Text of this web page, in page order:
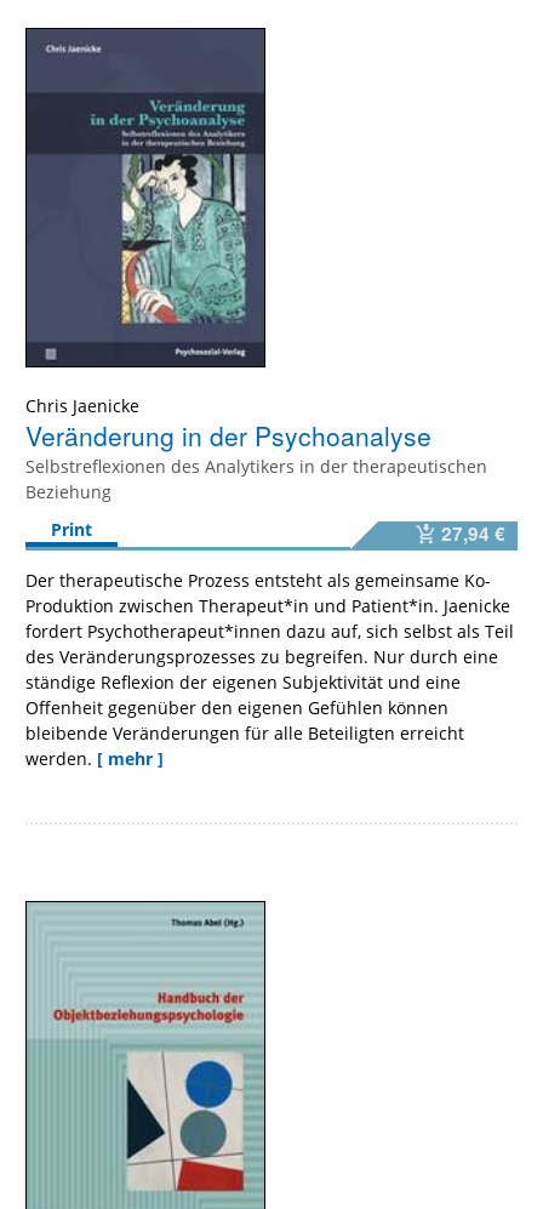
Chris Jaenicke
Veränderung in der Psychoanalyse
Selbstreflexionen des Analytikers in der therapeutischen
Beziehung
Print
27,94 €
Der therapeutische Prozess entsteht als gemeinsame Ko-
Produktion zwischen Therapeut*in und Patient*in. Jaenicke
fordert Psychotherapeut*innen dazu auf, sich selbst als Teil
des Veränderungsprozesses zu begreifen. Nur durch eine
ständige Reflexion der eigenen Subjektivität und eine
Offenheit gegenüber den eigenen Gefühlen können
bleibende Veränderungen für alle Beteiligten erreicht
werden. [ mehr ]